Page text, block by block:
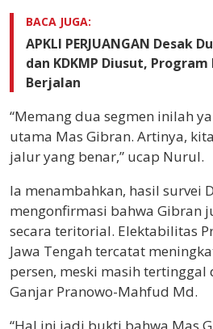
BACA JUGA:
APKLI PERJUANGAN Desak
dan KDKMP Diusut,
Berjalan
“Memang dua segmen inilah
utama Mas Gibran. Artinya,
jalur yang benar,” ucap Nurul.
Ia menambahkan, hasil survei
mengonfirmasi bahwa Gibran
secara teritorial. Elektabilitas
Jawa Tengah tercatat
persen, meski masih
Ganjar Pranowo-Mahfud Md.